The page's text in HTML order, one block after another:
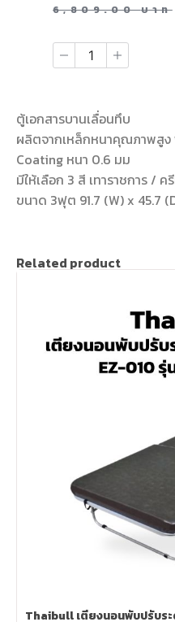
6,809.00บาท
ตู้เอกสารบานเลื่อนทึบ
ผลิตจากเหล็กหนาคุณภาพสูง
Coating หนา 0.6 มม
มีให้เลือก 3 สี เทาราชการ / ค
ขนาด 3ฟุต 91.7 (W) x 45.7
Related product
Thaibull เตียงนอนพับปรับร